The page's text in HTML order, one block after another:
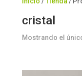
cristal
Mostrando el